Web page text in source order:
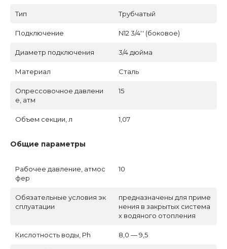
Тип Трубчатый
Подключение N12 3/4'' (боковое)
Диаметр подключения 3/4 дюйма
Материал Сталь
Опрессовочное давлени
е, атм
15
Объем секции, л 1,07
Общие параметры
Рабочее давление, атмос
фер
10
Обязательные условия эк
сплуатации
предназначены для приме
нения в закрытых система
х водяного отопления
Кислотность воды, Ph 8,0 — 9,5